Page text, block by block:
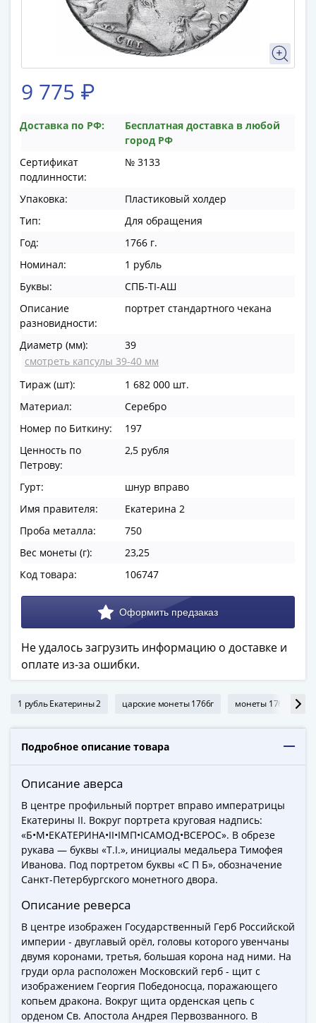
Биметаллические
аналогичные
Победы
1812
Победы
ВОВ
Победы
ВОВ
Победы
ВОВ
Человек
труда
Города-
герои
Оружие
Великой
Победы
Сочи
футболу
2018
Крымские
Красная
книга
Личности
Мультипликация
События
Серебряные
золотые
Города
трудовой
доблести
Освобожденные
Города-
столицы
Европы
Наборы
9 775 ₽
Доставка по РФ:
Бесплатная доставка в любой
город РФ
Сертификат
подлинности:
№ 3133
Упаковка:
Пластиковый холдер
Тип:
Для обращения
Год:
1766 г.
Номинал:
1 рубль
Буквы:
СПБ-TI-АШ
Описание
разновидности:
портрет стандартного чекана
Диаметр (мм):
39
смотреть капсулы 39-40 мм
Тираж (шт):
1 682 000 шт.
Материал:
Серебро
Номер по Биткину:
197
Ценность по
Петрову:
2,5 рубля
Гурт:
шнур вправо
Имя правителя:
Екатерина 2
Проба металла:
750
Вес монеты (г):
23,25
Код товара:
106747
Не удалось загрузить информацию о доставке и
оплате из-за ошибки.
1 рубль Екатерины 2 царские монеты 1766г монеты 1766г
Подробное описание товара
Описание аверса
В центре профильный портрет вправо императрицы
Екатерины II. Вокруг портрета круговая надпись:
«Б•М•ЕКАТЕРИНА•II•IМП•IСАМОД•ВСЕРОС». В обрезе
рукава — буквы «Т.I.», инициалы медальера Тимофея
Иванова. Под портретом буквы «С П Б», обозначение
Санкт-Петербургского монетного двора.
Описание реверса
В центре изображен Государственный Герб Российской
империи - двуглавый орёл, головы которого увенчаны
двумя коронами, третья, большая корона над ними. На
груди орла расположен Московский герб - щит с
изображением Георгия Победоносца, поражающего
копьем дракона. Вокруг щита орденская цепь с
орденом Св. Апостола Андрея Первозванного. В